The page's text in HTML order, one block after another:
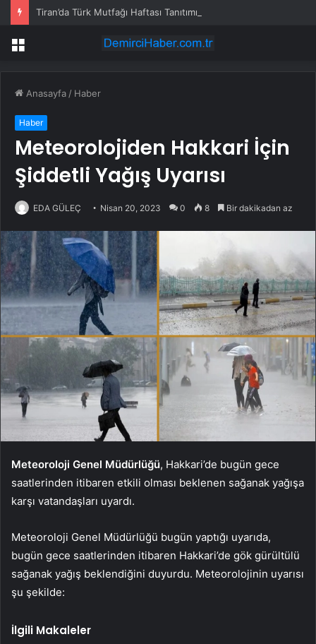
Tiran’da Türk Mutfağı Haftası Tanıtımı
Menü
Anasayfa / Haber
Haber
Meteorolojiden Hakkari İçin
Şiddetli Yağış Uyarısı
EDA GÜLEÇ Nisan 20, 2023 0 8 Bir dakikadan az
Meteoroloji Genel Müdürlüğü, Hakkari’de bugün gece
saatlerinden itibaren etkili olması beklenen sağanak yağışa
karşı vatandaşları uyardı.
Meteoroloji Genel Müdürlüğü bugün yaptığı uyarıda,
bugün gece saatlerinden itibaren Hakkari’de gök gürültülü
sağanak yağış beklendiğini duyurdu. Meteorolojinin uyarısı
şu şekilde:
İlgili Makaleler